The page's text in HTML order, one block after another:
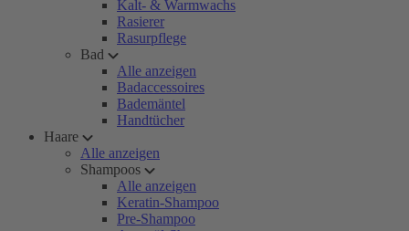
Kalt- & Warmwachs
Rasierer
Rasurpflege
Bad
Alle anzeigen
Badaccessoires
Bademäntel
Handtücher
Haare
Alle anzeigen
Shampoos
Alle anzeigen
Keratin-Shampoo
Pre-Shampoo